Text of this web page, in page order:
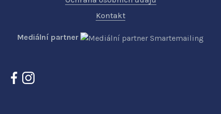
Kontakt
Mediální partner